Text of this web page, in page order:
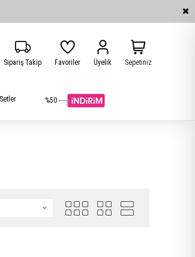
Sipariş Takip Favoriler Üyelik Sepetiniz
%50